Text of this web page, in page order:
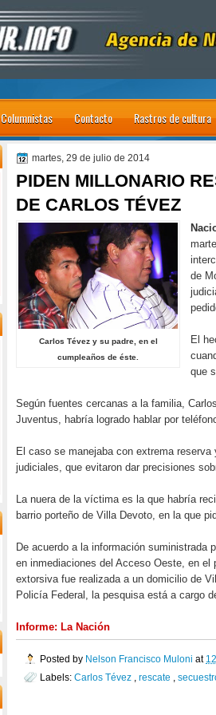
Columnistas Contacto Rastros de cultura
martes, 29 de julio de 2014
PIDEN MILLONARIO
DE CARLOS TÉVEZ
Carlos Tévez y su padre, en el
cumpleaños de éste.
de
El
que
Según fuentes cercanas a la familia,
Juventus, habría logrado hablar por
El caso se manejaba con extrema
judiciales, que evitaron dar precisiones
La nuera de la víctima es la que habría
barrio porteño de Villa Devoto, en la que
De acuerdo a la información suministrada
en inmediaciones del Acceso Oeste, en el
extorsiva fue realizada a un domicilio de
Policía Federal, la pesquisa está a cargo
Informe: La Nación
Posted by Nelson Francisco Muloni at
Labels: Carlos Tévez rescate